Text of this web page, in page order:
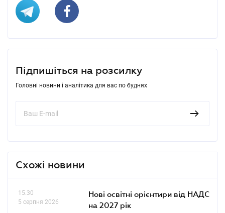
Підпишіться на розсилку
Головні новини і аналітика для вас по буднях
Схожі новини
15.30
5 серпня 2026
Нові освітні орієнтири від НАДС
на 2027 рік